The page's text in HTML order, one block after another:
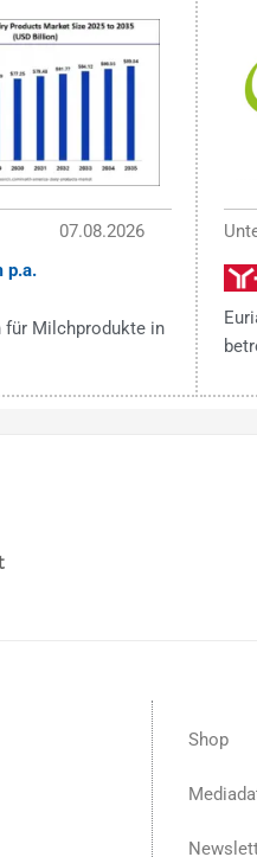
07.08.2026
p.a.
für Milchprodukte in
Shop